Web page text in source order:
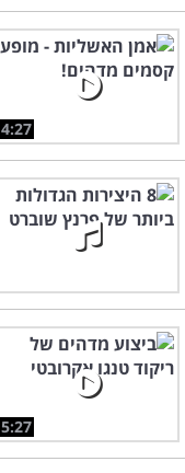
4:27
5:27